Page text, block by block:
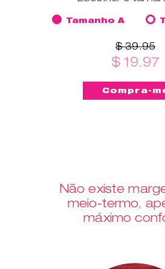
Tamanho A
$ 39.95
$ 19.97
Não existe
meio-termo,
máximo